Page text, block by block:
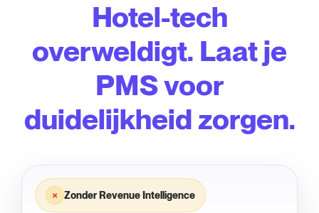
Hotel-tech
overweldigt. Laat je
PMS voor
duidelijkheid zorgen.
× Zonder Revenue Intelligence